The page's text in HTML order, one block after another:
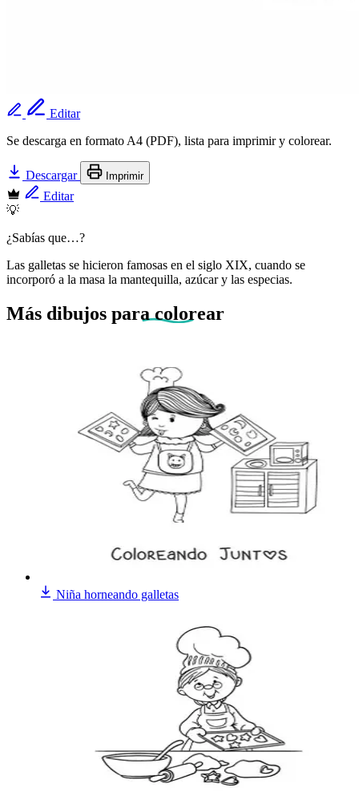
Editar
Se descarga en formato A4 (PDF), lista para imprimir y colorear.
Descargar Imprimir
Editar
💡
¿Sabías que…?
Las galletas se hicieron famosas en el siglo XIX, cuando se
incorporó a la masa la mantequilla, azúcar y las especias.
Más dibujos para colorear
Niña horneando galletas